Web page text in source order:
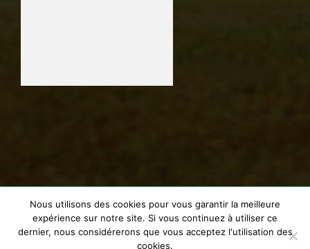
© Golf de La Domangère | Tous Droits Réservés |Mentions
Légales| Réalisation web parVENDELIS
Nous utilisons des cookies pour vous garantir la meilleure
expérience sur notre site. Si vous continuez à utiliser ce
dernier, nous considérerons que vous acceptez l'utilisation des
cookies.